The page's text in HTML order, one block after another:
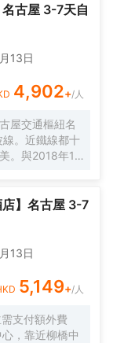
需求的旅客，
此之外，配備
的好地方。酒
對於常駐旅客
本店（名鐵
（西餐）或許能
均深受好評，
店種類繁多的
的休閒空間，
洗服務，讓您
3-7天自
13日
4,902+/人
屋交通樞紐名
。近鐵線都十
。與2018年10
名古屋 3-7
13日
5,149+/人
支付額外費
，靠近柳橋中